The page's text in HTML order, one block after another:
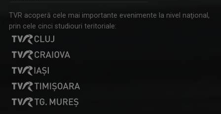
PLAY
Emisiune bilunară în care muzica vorbeşte
Lucreză în presă din 1994. Șase ani a fost ...
TVR acoperă cele mai importante evenimente la nivel naţional,
prin cele cinci studiouri teritoriale: